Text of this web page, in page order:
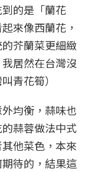
的是「蘭花
來像西蘭花，
芥蘭菜更細緻
居然在台灣沒
青花筍）
均衡，蒜味也
蒜蓉做法中式
他菜色，本來
待的，結果這